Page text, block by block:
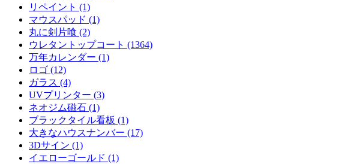
リペイント (1)
マウスパッド (1)
丸に剣片喰 (2)
ウレタントップコート (1364)
万年カレンダー (1)
ロゴ (12)
ガラス (4)
UVプリンター (3)
ネオジム磁石 (1)
ブラックタイル看板 (1)
大きなハウスナンバー (17)
3Dサイン (1)
イエローゴールド (1)